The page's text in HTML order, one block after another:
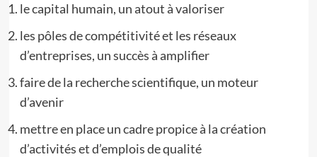
le capital humain, un atout à valoriser
les pôles de compétitivité et les réseaux
d’entreprises, un succès à amplifier
faire de la recherche scientifique, un moteur
d’avenir
mettre en place un cadre propice à la création
d’activités et d’emplois de qualité